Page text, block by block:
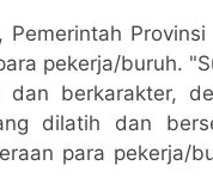
pekerja/buruh.
berkarakter,
dilatih dan
para pekerja/